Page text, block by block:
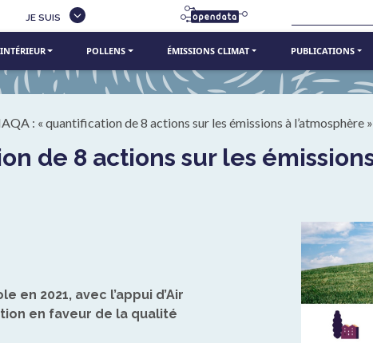
JE SUIS
POLLENS ÉMISSIONS CLIMAT PUBLICATIONS
: « quantification de 8 actions sur les émissions à l’atmosphère »
en 2021, avec l’appui d’Air
en faveur de la qualité